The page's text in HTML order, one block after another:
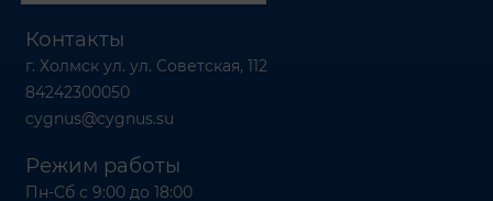
Контакты
г. Холмск ул. ул. Советская, 112
84242300050
cygnus@cygnus.su
Режим работы
Пн-Сб с 9:00 до 18:00